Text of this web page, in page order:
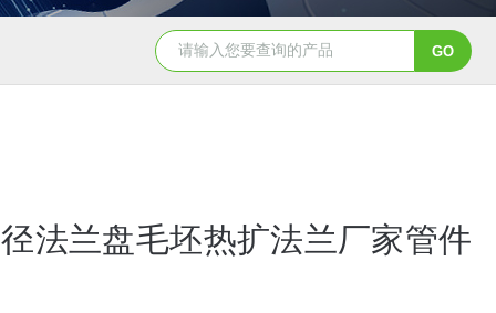
法兰盘毛坯热扩法兰厂家管件